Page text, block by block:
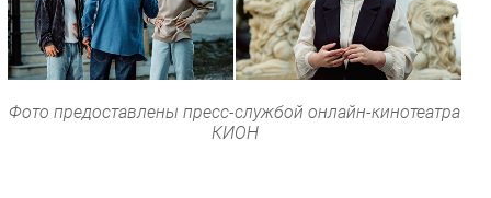
Фото предоставлены пресс-службой онлайн-кинотеатра
КИОН